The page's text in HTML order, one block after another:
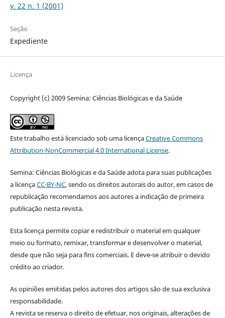
v. 22 n. 1 (2001)
Seção
Expediente
Licença
Copyright (c) 2009 Semina: Ciências Biológicas e da Saúde
Este trabalho está licenciado sob uma licençaCreative Commons
Attribution-NonCommercial 4.0 International License.
Semina: Ciências Biológicas e da Saúde adota para suas publicações
a licençaCC-BY-NC, sendo os direitos autorais do autor, em casos de
republicação recomendamos aos autores a indicação de primeira
publicação nesta revista.
Esta licença permite copiar e redistribuir o material em qualquer
meio ou formato, remixar, transformar e desenvolver o material,
desde que não seja para fins comerciais. E deve-se atribuir o devido
crédito ao criador.
As opiniões emitidas pelos autores dos artigos são de sua exclusiva
responsabilidade.
A revista se reserva o direito de efetuar, nos originais, alterações de